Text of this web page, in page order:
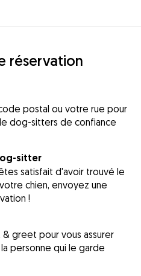
réservation
postal ou votre rue pour
dog-sitters de confiance
sitter
satisfait d'avoir trouvé le
chien, envoyez une
!
greet pour vous assurer
personne qui le garde